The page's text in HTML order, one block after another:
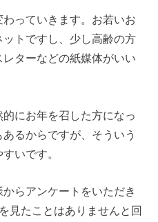
っていきます。お若いお
トですし、少し高齢の方
ターなどの紙媒体がいい
にお年を召した方になっ
るからですが、そういう
いです。
らアンケートをいただき
見たことはありませんと回